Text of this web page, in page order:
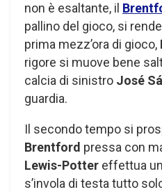
non è esaltante, il
pallino del gioco, si
prima mezz’ora di gioco,
rigore si muove bene
calcia di sinistro José Sá
guardia.
Il secondo tempo si
Brentford pressa con
Lewis-Potter effettua
s’invola di testa tutto